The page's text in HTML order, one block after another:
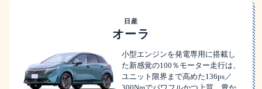
日産
オーラ
小型エンジンを発電専用に搭載し
た新感覚の100％モーター走行は、
ユニット限界まで高めた136ps／